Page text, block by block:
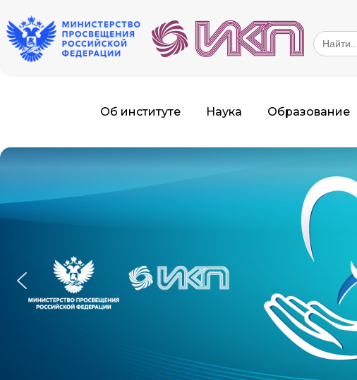
Search
for:
Об институте Наука Образование